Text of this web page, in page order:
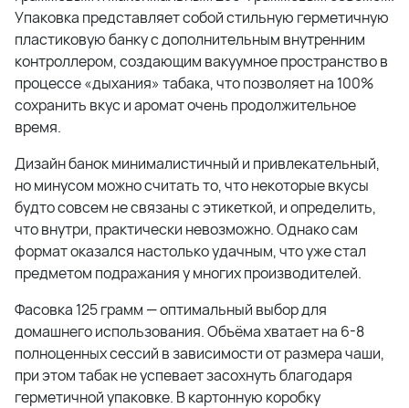
Упаковка представляет собой стильную герметичную
пластиковую банку с дополнительным внутренним
контроллером, создающим вакуумное пространство в
процессе «дыхания» табака, что позволяет на 100%
сохранить вкус и аромат очень продолжительное
время.
Дизайн банок минималистичный и привлекательный,
но минусом можно считать то, что некоторые вкусы
будто совсем не связаны с этикеткой, и определить,
что внутри, практически невозможно. Однако сам
формат оказался настолько удачным, что уже стал
предметом подражания у многих производителей.
Фасовка 125 грамм — оптимальный выбор для
домашнего использования. Объёма хватает на 6-8
полноценных сессий в зависимости от размера чаши,
при этом табак не успевает засохнуть благодаря
герметичной упаковке. В картонную коробку